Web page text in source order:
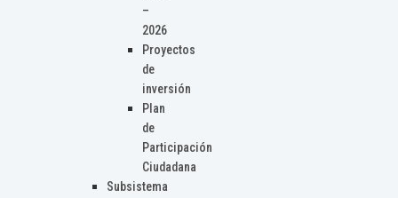
–
2026
Proyectos
de
inversión
Plan
de
Participación
Ciudadana
Subsistema